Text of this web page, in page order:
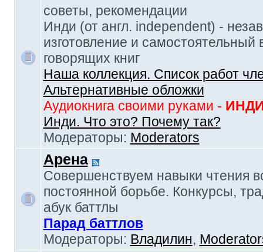
советы, рекомендации
Инди (от англ. independent) -
изготовление и самостоятельный
говорящих книг
Наша коллекция. Список работ
Альтернативные обложки
Аудиокнига своими руками -
Инди. Что это? Почему так?
Модераторы: Moderators
Арена
Совершенствуем навыки чтения
постоянной борьбе. Конкурсы,
абук баттлы
Парад баттлов
Модераторы: Владилин,